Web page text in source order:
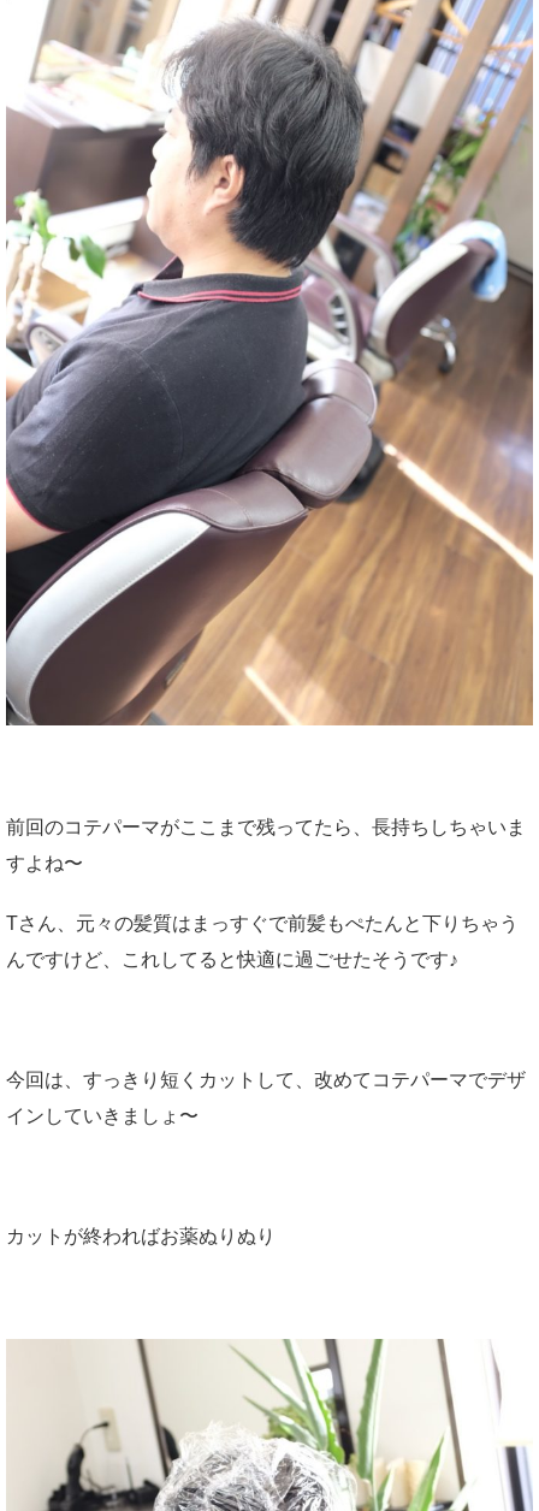
前回のコテパーマがここまで残ってたら、長持ちしちゃいま
すよね〜
Tさん、元々の髪質はまっすぐで前髪もぺたんと下りちゃう
んですけど、これしてると快適に過ごせたそうです♪
今回は、すっきり短くカットして、改めてコテパーマでデザ
インしていきましょ〜
カットが終わればお薬ぬりぬり